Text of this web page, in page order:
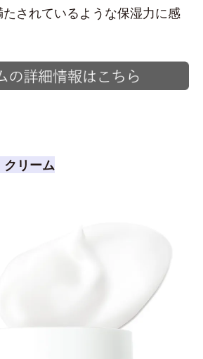
されているような保湿力に感
リーム